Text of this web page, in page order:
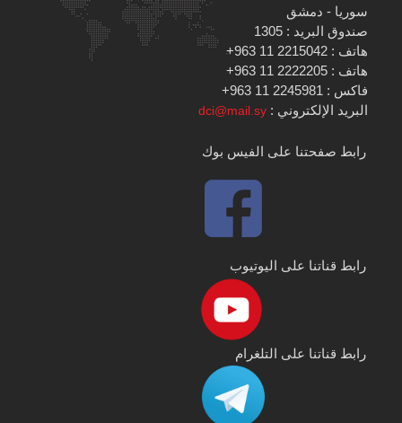
سوريا - دمشق
صندوق البريد : 1305
هاتف : 2215042 11 963+
هاتف : 2222205 11 963+
فاكس : 2245981 11 963+
البريد الإلكتروني :dci@mail.sy
رابط صفحتنا على الفيس بوك
رابط قناتنا على اليوتيوب
رابط قناتنا على التلغرام